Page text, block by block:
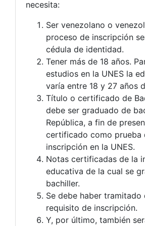
necesita:
Ser venezolano o
proceso de inscripción
cédula de identidad.
Tener más de 18 años.
estudios en la UNES la
varía entre 18 y 27 años
Título o certificado de
debe ser graduado de
República, a fin de
certificado como prueba
inscripción en la UNES.
Notas certificadas de la
educativa de la cual se
bachiller.
Se debe haber tramitado
requisito de inscripción.
Y, por último, también